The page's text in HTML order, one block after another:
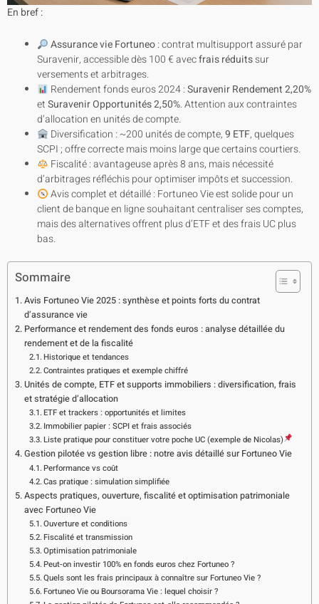
En bref :
Assurance vie Fortuneo: contrat multisupport assuré par
Suravenir, accessible dès 100 € avecfrais réduitssur
versements et arbitrages.
Rendement fonds euros 2024 :Suravenir Rendement 2,20%
etSuravenir Opportunités 2,50%. Attention aux contraintes
d’allocation en unités de compte.
Diversification : ~200 unités de compte,9 ETF, quelques
SCPI ; offre correcte mais moins large que certains courtiers.
Fiscalité : avantageuse après 8 ans, mais nécessité
d’arbitrages réfléchis pour optimiser impôts et succession.
Avis complet et détaillé : Fortuneo Vie est solide pour un
client de banque en ligne souhaitant centraliser ses comptes,
mais des alternatives offrent plus d’ETF et des frais UC plus
bas.
Sommaire
Avis Fortuneo Vie 2025 : synthèse et points forts du contrat
d’assurance vie
Performance et rendement des fonds euros : analyse détaillée du
rendement et de la fiscalité
Historique et tendances
Contraintes pratiques et exemple chiffré
Unités de compte, ETF et supports immobiliers : diversification, frais
et stratégie d’allocation
ETF et trackers : opportunités et limites
Immobilier papier : SCPI et frais associés
Liste pratique pour constituer votre poche UC (exemple de Nicolas)
Gestion pilotée vs gestion libre : notre avis détaillé sur Fortuneo Vie
Performance vs coût
Cas pratique : simulation simplifiée
Aspects pratiques, ouverture, fiscalité et optimisation patrimoniale
avec Fortuneo Vie
Ouverture et conditions
Fiscalité et transmission
Optimisation patrimoniale
Peut-on investir 100% en fonds euros chez Fortuneo ?
Quels sont les frais principaux à connaître sur Fortuneo Vie ?
Fortuneo Vie ou Boursorama Vie : lequel choisir ?